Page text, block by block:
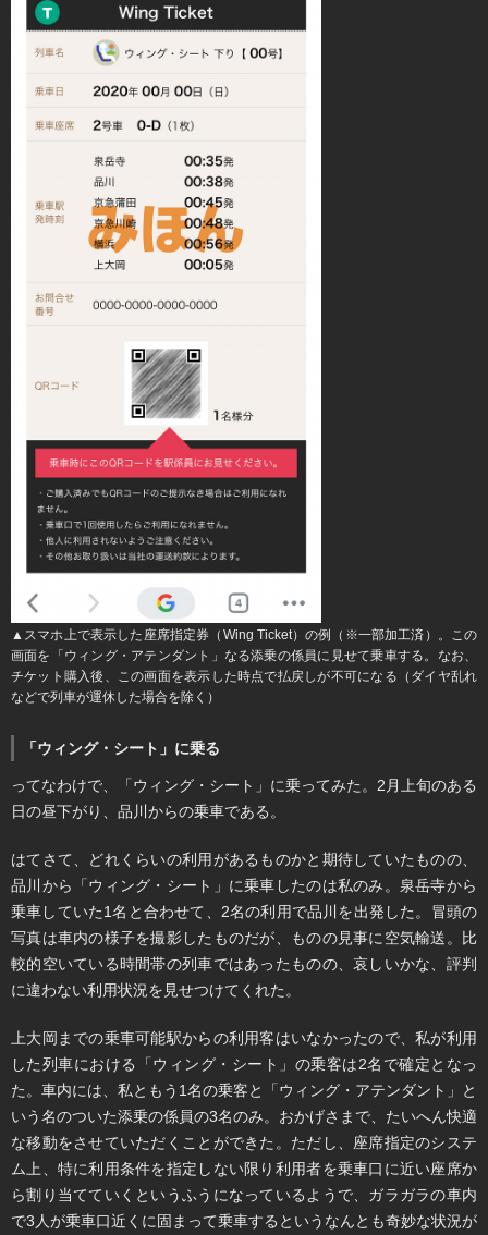
▲スマホ上で表示した座席指定券（Wing Ticket）の例（※一部加工済）。この
画面を「ウィング・アテンダント」なる添乗の係員に見せて乗車する。なお、
チケット購入後、この画面を表示した時点で払戻しが不可になる（ダイヤ乱れ
などで列車が運休した場合を除く）
「ウィング・シート」に乗る
ってなわけで、「ウィング・シート」に乗ってみた。2月上旬のある
日の昼下がり、品川からの乗車である。
はてさて、どれくらいの利用があるものかと期待していたものの、
品川から「ウィング・シート」に乗車したのは私のみ。泉岳寺から
乗車していた1名と合わせて、2名の利用で品川を出発した。冒頭の
写真は車内の様子を撮影したものだが、ものの見事に空気輸送。比
較的空いている時間帯の列車ではあったものの、哀しいかな、評判
に違わない利用状況を見せつけてくれた。
上大岡までの乗車可能駅からの利用客はいなかったので、私が利用
した列車における「ウィング・シート」の乗客は2名で確定となっ
た。車内には、私ともう1名の乗客と「ウィング・アテンダント」と
いう名のついた添乗の係員の3名のみ。おかげさまで、たいへん快適
な移動をさせていただくことができた。ただし、座席指定のシステ
ム上、特に利用条件を指定しない限り利用者を乗車口に近い座席か
ら割り当てていくというふうになっているようで、ガラガラの車内
で3人が乗車口近くに固まって乗車するというなんとも奇妙な状況が